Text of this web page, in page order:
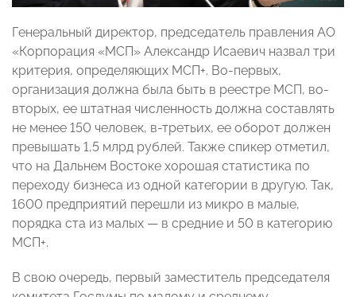
Генеральный директор, председатель правления АО
«Корпорация «МСП» Александр Исаевич назвал три
критерия, определяющих МСП+. Во-первых,
организация должна была быть в реестре МСП, во-
вторых, ее штатная численность должна составлять
не менее 150 человек, в-третьих, ее оборот должен
превышать 1,5 млрд рублей. Также спикер отметил,
что на Дальнем Востоке хорошая статистика по
переходу бизнеса из одной категории в другую. Так,
1600 предприятий перешли из микро в малые,
порядка ста из малых — в средние и 50 в категорию
МСП+.
В свою очередь, первый заместитель председателя